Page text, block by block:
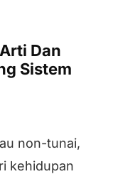
Dan
Sistem
non-tunai,
kehidupan